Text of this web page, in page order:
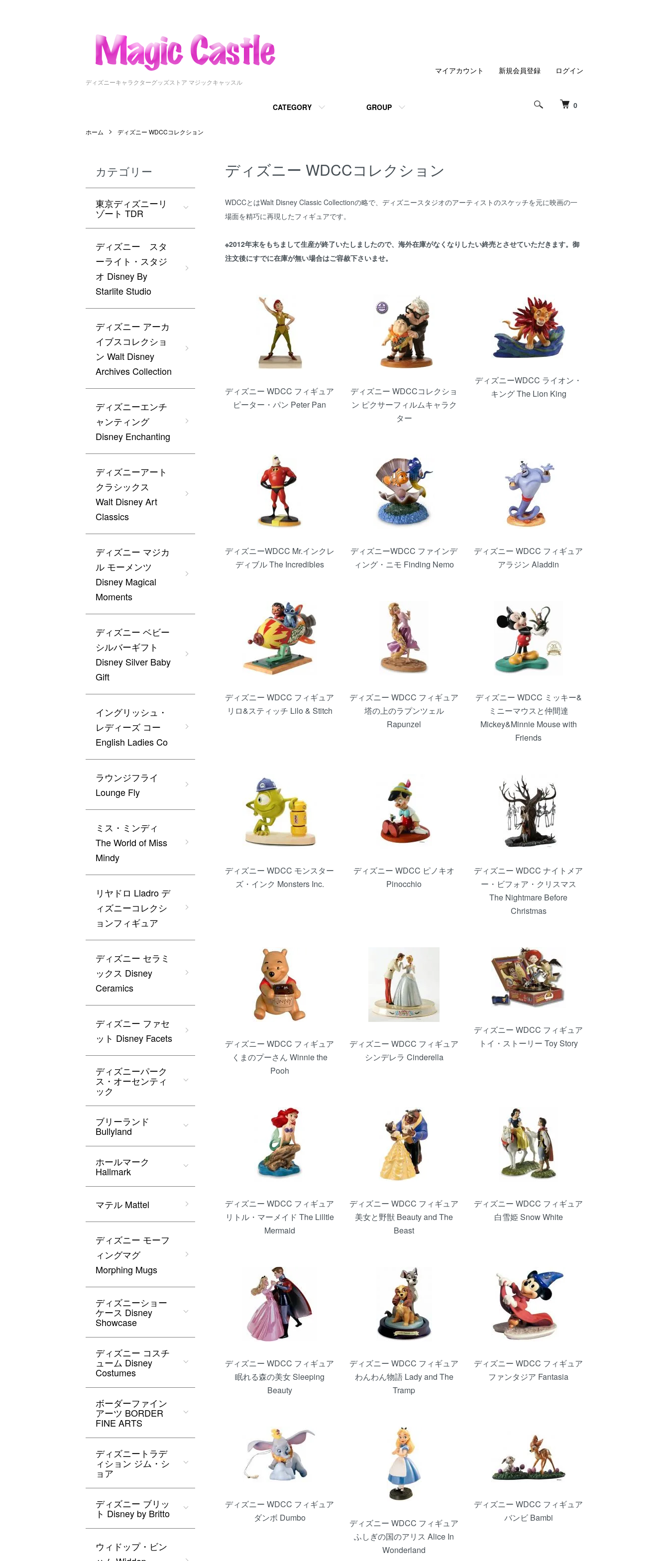
ディズニーキャラクターグッズストア マジックキャッスル
0
CATEGORY GROUP
マイアカウント 新規会員登録 ログイン
ホーム ディズニー WDCCコレクション
ディズニー WDCCコレクション
WDCCとはWalt Disney Classic Collectionの略で、ディズニースタジオのアーティストのスケッチを元に映画の一
場面を精巧に再現したフィギュアです。
※2012年末をもちまして生産が終了いたしましたので、海外在庫がなくなりしたい終売とさせていただきます。御
注文後にすでに在庫が無い場合はご容赦下さいませ。
カテゴリー一覧
ディズニー WDCC フィギュア
ピーター・パン Peter Pan
ディズニー WDCCコレクショ
ン ピクサーフィルムキャラク
ター
ディズニーWDCC ライオン・
キング The Lion King
ディズニーWDCC Mr.インクレ
ディブル The Incredibles
ディズニーWDCC ファインデ
ィング・ニモ Finding Nemo
ディズニー WDCC フィギュア
アラジン Aladdin
ディズニー WDCC フィギュア
リロ&スティッチ Lilo & Stitch
ディズニー WDCC フィギュア
塔の上のラプンツェル
Rapunzel
ディズニー WDCC ミッキー&
ミニーマウスと仲間達
Mickey&Minnie Mouse with
Friends
ディズニー WDCC モンスター
ズ・インク Monsters Inc.
ディズニー WDCC ピノキオ
Pinocchio
ディズニー WDCC ナイトメア
ー・ビフォア・クリスマス
The Nightmare Before
Christmas
ディズニー WDCC フィギュア
くまのプーさん Winnie the
Pooh
ディズニー WDCC フィギュア
シンデレラ Cinderella
ディズニー WDCC フィギュア
トイ・ストーリー Toy Story
ディズニー WDCC フィギュア
リトル・マーメイド The Lilltle
Mermaid
ディズニー WDCC フィギュア
美女と野獣 Beauty and The
Beast
ディズニー WDCC フィギュア
白雪姫 Snow White
ディズニー WDCC フィギュア
眠れる森の美女 Sleeping
Beauty
ディズニー WDCC フィギュア
わんわん物語 Lady and The
Tramp
ディズニー WDCC フィギュア
ファンタジア Fantasia
ディズニー WDCC フィギュア
ダンボ Dumbo
ディズニー WDCC フィギュア
ふしぎの国のアリス Alice In
Wonderland
ディズニー WDCC フィギュア
バンビ Bambi
カテゴリー
東京ディズニーリ
ゾート TDR
ディズニー スタ
ーライト・スタジ
オ Disney By
Starlite Studio
ディズニー アーカ
イブスコレクショ
ン Walt Disney
Archives Collection
ディズニーエンチ
ャンティング
Disney Enchanting
ディズニーアート
クラシックス
Walt Disney Art
Classics
ディズニー マジカ
ル モーメンツ
Disney Magical
Moments
ディズニー ベビー
シルバーギフト
Disney Silver Baby
Gift
イングリッシュ・
レディーズ コー
English Ladies Co
ラウンジフライ
Lounge Fly
ミス・ミンディ
The World of Miss
Mindy
リヤドロ Lladro デ
ィズニーコレクシ
ョンフィギュア
ディズニー セラミ
ックス Disney
Ceramics
ディズニー ファセ
ット Disney Facets
ディズニーパーク
ス・オーセンティ
ック
ブリーランド
Bullyland
ホールマーク
Hallmark
マテル Mattel
ディズニー モーフ
ィングマグ
Morphing Mugs
ディズニーショー
ケース Disney
Showcase
ディズニー コスチ
ューム Disney
Costumes
ボーダーファイン
アーツ BORDER
FINE ARTS
ディズニートラデ
ィション ジム・シ
ョア
ディズニー ブリッ
ト Disney by Britto
ウィドップ・ビン